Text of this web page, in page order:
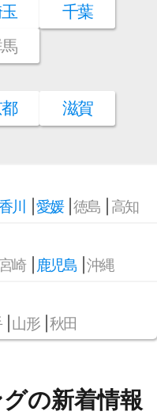
千葉
滋賀
川 愛媛 徳島 高知
崎 鹿児島 沖縄
山形 秋田
の新着情報